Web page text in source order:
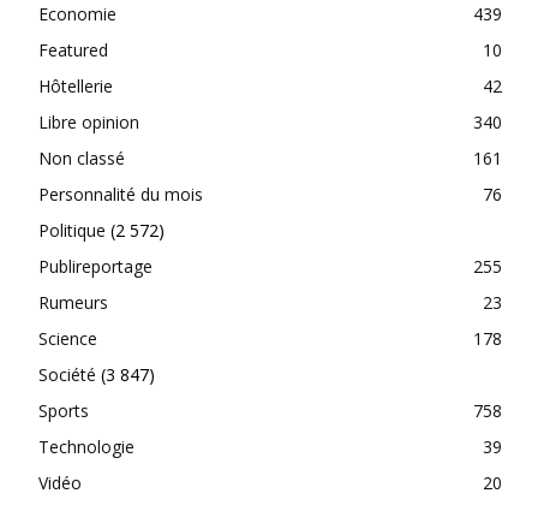
Economie
439
Featured
10
Hôtellerie
42
Libre opinion
340
Non classé
161
Personnalité du mois
76
Politique (2 572)
Publireportage
255
Rumeurs
23
Science
178
Société (3 847)
Sports
758
Technologie
39
Vidéo
20